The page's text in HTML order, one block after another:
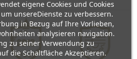
eigene Cookies und Cookies
unsereDienste zu verbessern.
in Bezug auf Ihre Vorlieben,
analysieren navigation.
zu seiner Verwendung zu
die Schaltfläche Akzeptieren.